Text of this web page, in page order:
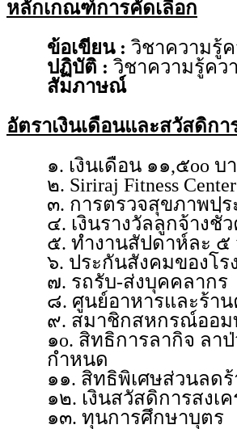
หลักเกณฑ์การคัดเลือก
ข้อเขียน : วิชาความรู้
ปฏิบัติ : วิชาความรู้คว
สัมภาษณ์
อัตราเงินเดือนและสวัสดิกา
๑. เงินเดือน ๑๑,๕oo
๒. Siriraj Fitness
๓. การตรวจสุขภาพปร
๔. เงินรางวัลลูกจ้างชั่
๕. ทำงานสัปดาห์ละ ๕
๖. ประกันสังคมของโร
๗. รถรับ-ส่งบุคคลากร
๘. ศูนย์อาหารและร้า
๙. สมาชิกสหกรณ์ออ
๑o. สิทธิการลากิจ ลา
กำหนด
๑๑. สิทธิพิเศษส่วนลด
๑๒. เงินสวัสดิการสงเ
๑๓. ทุนการศึกษาบุตร